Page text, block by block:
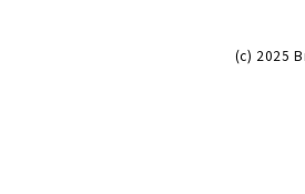
(c) 2025